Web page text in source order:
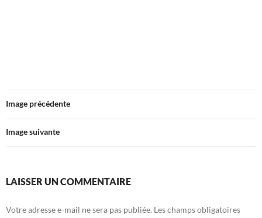
Image précédente
Image suivante
LAISSER UN COMMENTAIRE
Votre adresse e-mail ne sera pas publiée. Les champs obligatoires